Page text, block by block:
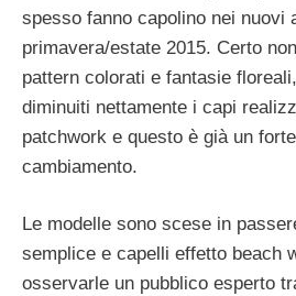
spesso fanno capolino nei nuovi
primavera/estate 2015. Certo
pattern colorati e fantasie
diminuiti nettamente i capi
patchwork e questo è già un
cambiamento.
Le modelle sono scese in
semplice e capelli effetto beach
osservarle un pubblico esperto